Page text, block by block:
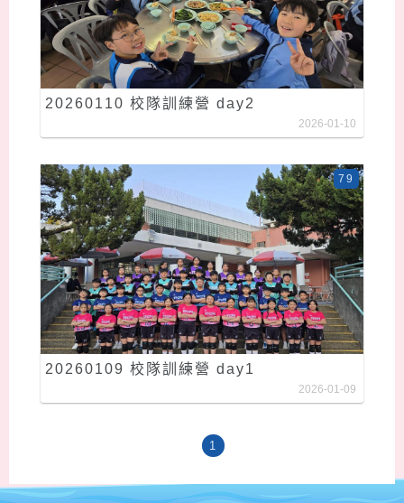
20260110 校隊訓練營 day2
2026-01-10
20260109 校隊訓練營 day1
79
2026-01-09
1